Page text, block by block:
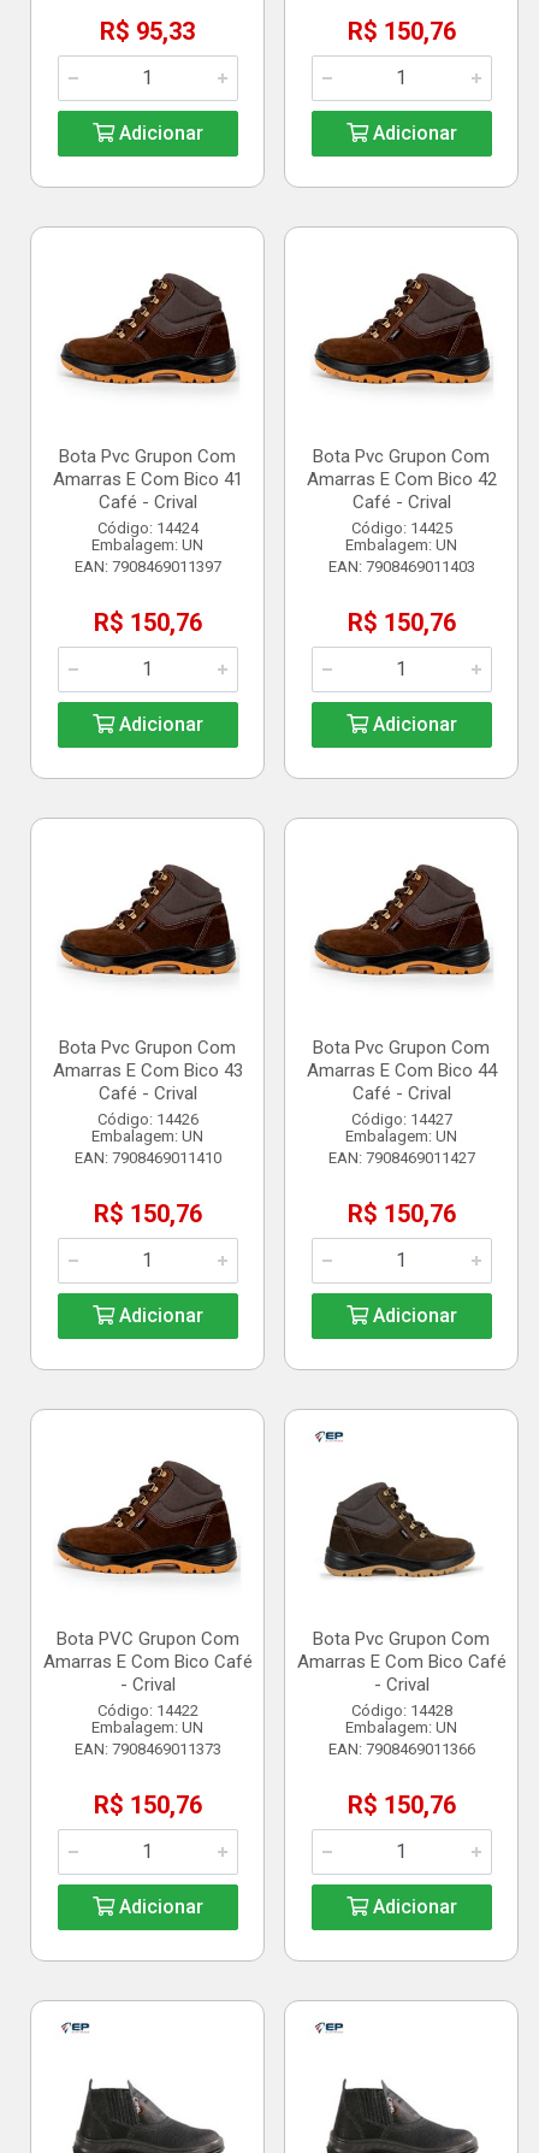
R$ 95,33
Adicionar
R$ 150,76
Adicionar
Bota Pvc Grupon Com
Amarras E Com Bico 41
Café - Crival
Código: 14424
Embalagem: UN
EAN: 7908469011397
R$ 150,76
Adicionar
Bota Pvc Grupon Com
Amarras E Com Bico 42
Café - Crival
Código: 14425
Embalagem: UN
EAN: 7908469011403
R$ 150,76
Adicionar
Bota Pvc Grupon Com
Amarras E Com Bico 43
Café - Crival
Código: 14426
Embalagem: UN
EAN: 7908469011410
R$ 150,76
Adicionar
Bota Pvc Grupon Com
Amarras E Com Bico 44
Café - Crival
Código: 14427
Embalagem: UN
EAN: 7908469011427
R$ 150,76
Adicionar
Bota PVC Grupon Com
Amarras E Com Bico Café
- Crival
Código: 14422
Embalagem: UN
EAN: 7908469011373
R$ 150,76
Adicionar
Bota Pvc Grupon Com
Amarras E Com Bico Café
- Crival
Código: 14428
Embalagem: UN
EAN: 7908469011366
R$ 150,76
Adicionar